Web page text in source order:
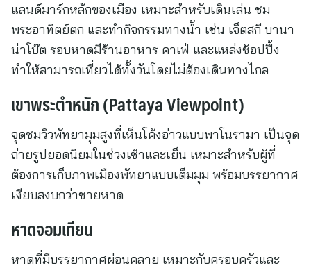
แลนด์มาร์กหลักของเมือง เหมาะสำหรับเดินเล่น ชม
พระอาทิตย์ตก และทำกิจกรรมทางน้ำ เช่น เจ็ตสกี บานา
น่าโบ๊ต รอบหาดมีร้านอาหาร คาเฟ่ และแหล่งช้อปปิ้ง
ทำให้สามารถเที่ยวได้ทั้งวันโดยไม่ต้องเดินทางไกล
เขาพระตำหนัก (Pattaya Viewpoint)
จุดชมวิวพัทยามุมสูงที่เห็นโค้งอ่าวแบบพาโนรามา เป็นจุด
ถ่ายรูปยอดนิยมในช่วงเช้าและเย็น เหมาะสำหรับผู้ที่
ต้องการเก็บภาพเมืองพัทยาแบบเต็มมุม พร้อมบรรยากาศ
เงียบสงบกว่าชายหาด
หาดจอมเทียน
หาดที่มีบรรยากาศผ่อนคลาย เหมาะกับครอบครัวและ